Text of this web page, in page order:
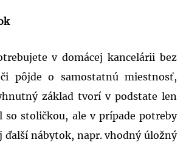
v domácej kancelárii bez
pôjde o samostatnú miestnosť,
základ tvorí v podstate len
so stoličkou, ale v prípade potreby
ďalší nábytok, napr. vhodný úložný